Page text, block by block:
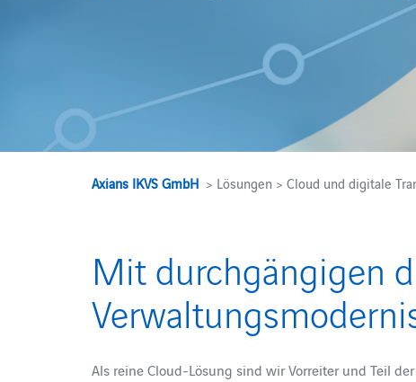
Axians IKVS GmbH > Lösungen > Cloud und digitale
Mit durchgängigen
Als reine Cloud-Lösung sind wir Vorreiter und Teil